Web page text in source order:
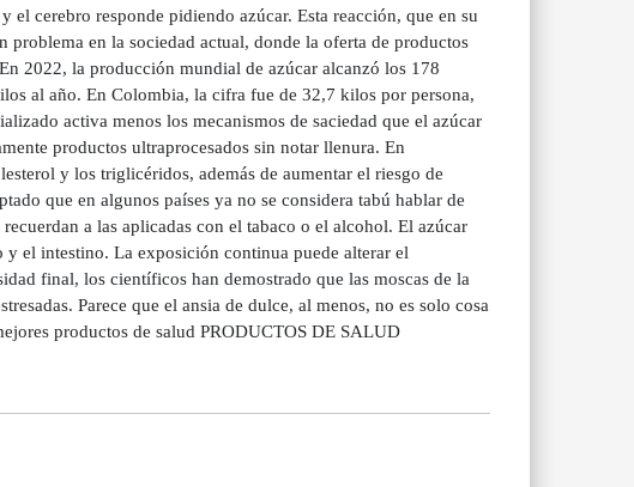
el cerebro responde pidiendo azúcar. Esta reacción, que en su
en la sociedad actual, donde la oferta de productos
2022, la producción mundial de azúcar alcanzó los 178
al año. En Colombia, la cifra fue de 32,7 kilos por persona,
activa menos los mecanismos de saciedad que el azúcar
productos ultraprocesados sin notar llenura. En
y los triglicéridos, además de aumentar el riesgo de
que en algunos países ya no se considera tabú hablar de
a las aplicadas con el tabaco o el alcohol. El azúcar
el intestino. La exposición continua puede alterar el
final, los científicos han demostrado que las moscas de la
Parece que el ansia de dulce, al menos, no es solo cosa
productos de salud PRODUCTOS DE SALUD